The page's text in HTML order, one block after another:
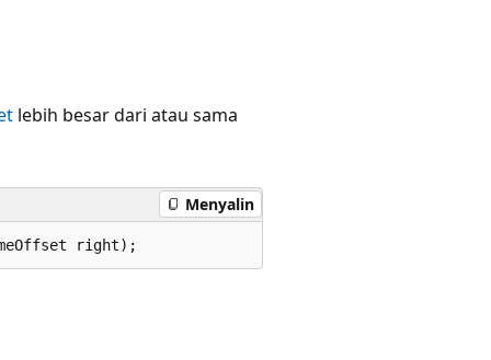
lebih besar dari atau sama
Menyalin
right);